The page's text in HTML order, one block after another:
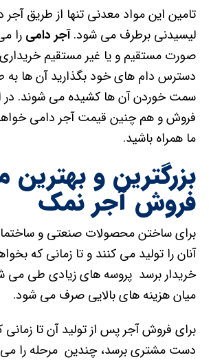
تامین این مواد معدنی تنها از طریق آجر
لیسیدنی برطرف می شود.آجر دامیرا
صورت مستقیم و یا غیر مستقیم
دسترس دام های خود بگذارید آن ها به
سمت خوردن آن ها کشیده می شوند. در
فروش و هم چنین قیمت آجر دامی
ما همراه باشید.
بزرگترین و بهترین
فروش آجر نمک
برای ساختن محصولات صنعتی و
آنان را تولید می کنند و تا زمانی که
خریدار برسد پروسه های زیادی طی می
میان هزینه های بالایی صرف می شود.
برای فروش آجر پس از تولید آن تا زمانی
دست مشتری برسد، چندین مرحله را می